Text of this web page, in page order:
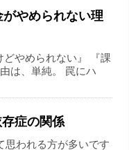
やめられない理
どやめられない』 『課
は、単純。 罠にハ
症の関係
思われる方が多いです